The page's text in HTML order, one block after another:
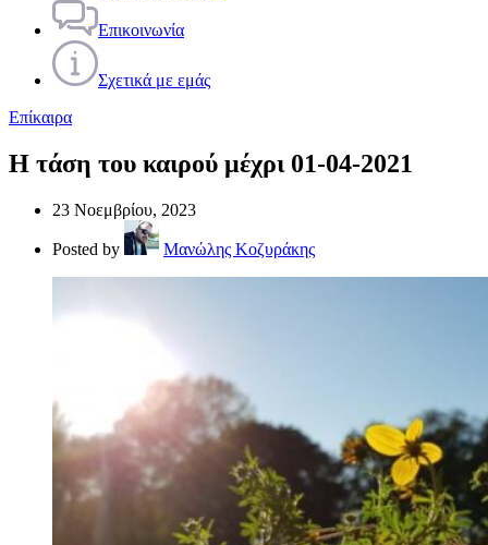
Επικοινωνία
Σχετικά με εμάς
Επίκαιρα
Η τάση του καιρού μέχρι 01-04-2021
23 Νοεμβρίου, 2023
Posted by Μανώλης Κοζυράκης